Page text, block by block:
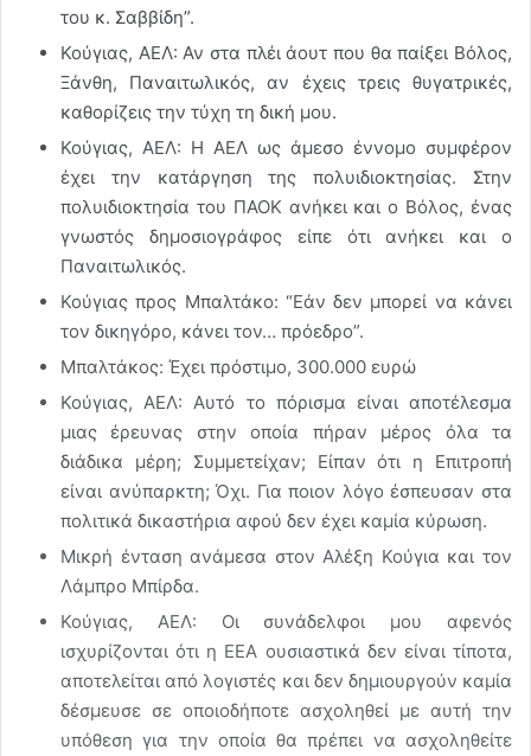
του κ. Σαββίδη”.
Κούγιας, ΑΕΛ: Αν στα πλέι άουτ που θα παίξει Βόλος,
Ξάνθη, Παναιτωλικός, αν έχεις τρεις θυγατρικές,
καθορίζεις την τύχη τη δική μου.
Κούγιας, ΑΕΛ: Η ΑΕΛ ως άμεσο έννομο συμφέρον
έχει την κατάργηση της πολυιδιοκτησίας. Στην
πολυιδιοκτησία του ΠΑΟΚ ανήκει και ο Βόλος, ένας
γνωστός δημοσιογράφος είπε ότι ανήκει και ο
Παναιτωλικός.
Κούγιας προς Μπαλτάκο: “Εάν δεν μπορεί να κάνει
τον δικηγόρο, κάνει τον… πρόεδρο”.
Μπαλτάκος: Έχει πρόστιμο, 300.000 ευρώ
Κούγιας, ΑΕΛ: Αυτό το πόρισμα είναι αποτέλεσμα
μιας έρευνας στην οποία πήραν μέρος όλα τα
διάδικα μέρη; Συμμετείχαν; Είπαν ότι η Επιτροπή
είναι ανύπαρκτη; Όχι. Για ποιον λόγο έσπευσαν στα
πολιτικά δικαστήρια αφού δεν έχει καμία κύρωση.
Μικρή ένταση ανάμεσα στον Αλέξη Κούγια και τον
Λάμπρο Μπίρδα.
Κούγιας, ΑΕΛ: Οι συνάδελφοι μου αφενός
ισχυρίζονται ότι η ΕΕΑ ουσιαστικά δεν είναι τίποτα,
αποτελείται από λογιστές και δεν δημιουργούν καμία
δέσμευσε σε οποιοδήποτε ασχοληθεί με αυτή την
υπόθεση για την οποία θα πρέπει να ασχοληθείτε